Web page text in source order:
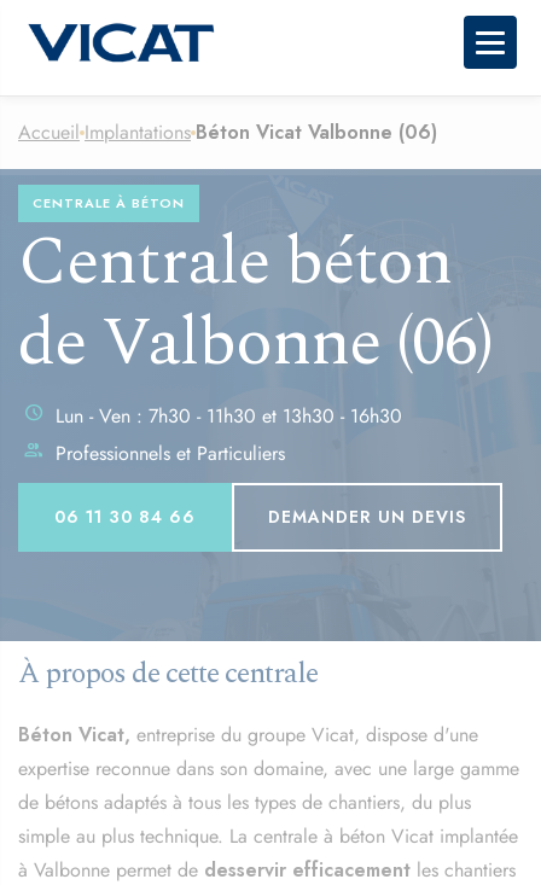
Accueil Implantations Béton Vicat Valbonne (06)
CENTRALE À BÉTON
Centrale béton
de Valbonne (06)
schedule Lun - Ven : 7h30 - 11h30 et 13h30 - 16h30
group Professionnels et Particuliers
06 11 30 84 66 DEMANDER UN DEVIS
À propos de cette centrale
Béton Vicat, entreprise du groupe Vicat, dispose d'une
expertise reconnue dans son domaine, avec une large gamme
de bétons adaptés à tous les types de chantiers, du plus
simple au plus technique. La centrale à béton Vicat implantée
à Valbonne permet de desservir efficacement les chantiers